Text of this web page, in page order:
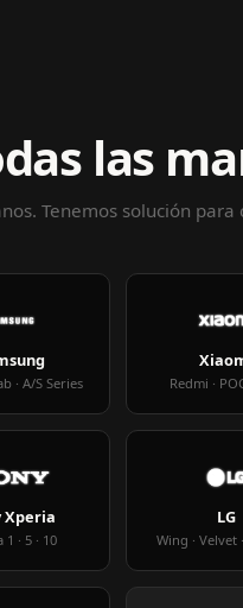
las
Tenemos solución para
· A/S Series Redmi ·
Xperia
· 5 · 10
LG
Wing · Velvet